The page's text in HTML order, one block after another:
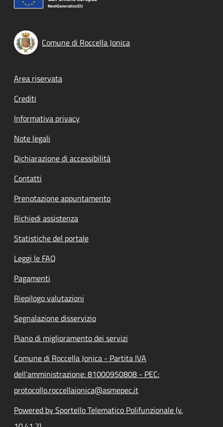
Comune di Roccella Jonica
Footer menu
Area riservata
Crediti
Informativa privacy
Note legali
Dichiarazione di accessibilità
Contatti
Prenotazione appuntamento
Richiedi assistenza
Statistiche del portale
Leggi le FAQ
Pagamenti
Riepilogo valutazioni
Segnalazione disservizio
Piano di miglioramento dei servizi
Comune di Roccella Jonica - Partita IVA
dell'amministrazione: 81000950808 - PEC:
protocollo.roccellaionica@asmepec.it
Powered by Sportello Telematico Polifunzionale (v.